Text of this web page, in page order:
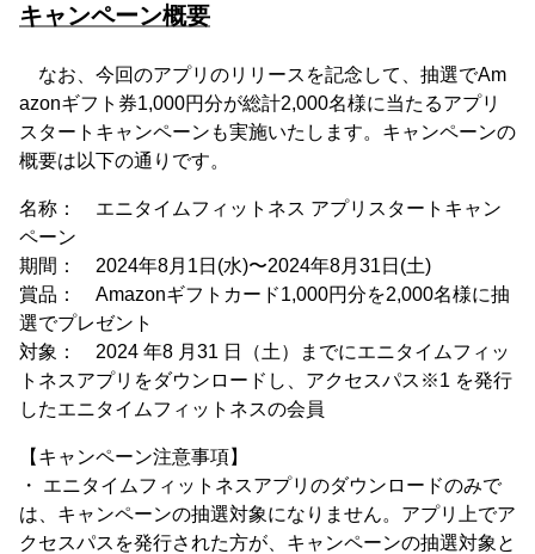
キャンペーン概要
なお、今回のアプリのリリースを記念して、抽選でAm
azonギフト券1,000円分が総計2,000名様に当たるアプリ
スタートキャンペーンも実施いたします。キャンペーンの
概要は以下の通りです。
名称： エニタイムフィットネス アプリスタートキャン
ペーン
期間： 2024年8月1日(水)〜2024年8月31日(土)
賞品： Amazonギフトカード1,000円分を2,000名様に抽
選でプレゼント
対象： 2024 年8 月31 日（土）までにエニタイムフィッ
トネスアプリをダウンロードし、アクセスパス※1 を発行
したエニタイムフィットネスの会員
【キャンペーン注意事項】
・ エニタイムフィットネスアプリのダウンロードのみで
は、キャンペーンの抽選対象になりません。アプリ上でア
クセスパスを発行された方が、キャンペーンの抽選対象と